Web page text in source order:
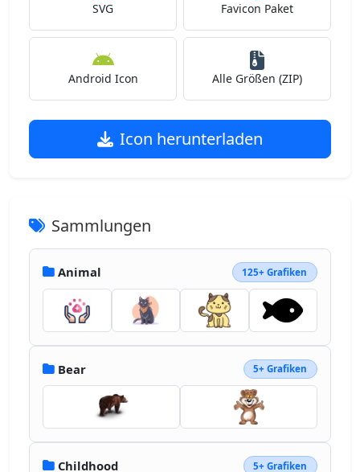
SVG Favicon Paket
Android Icon Alle Größen (ZIP)
Icon herunterladen
Sammlungen
Animal 125+ Grafiken
Bear 5+ Grafiken
Childhood 5+ Grafiken